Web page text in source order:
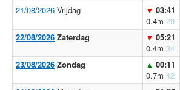
21/08/2026 Vrijdag ▼ 03:41
0.4m 29
22/08/2026 Zaterdag ▼ 05:21
0.4m 34
23/08/2026 Zondag ▲ 00:11
0.7m 42